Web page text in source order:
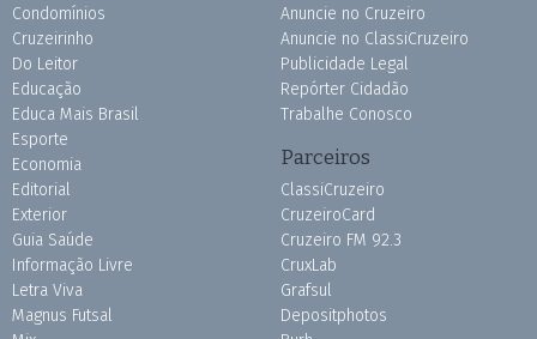
Condomínios
Cruzeirinho
Do Leitor
Educação
Educa Mais Brasil
Esporte
Economia
Editorial
Exterior
Guia Saúde
Informação Livre
Letra Viva
Magnus Futsal
Anuncie no Cruzeiro
Anuncie no ClassiCruzeiro
Publicidade Legal
Repórter Cidadão
Trabalhe Conosco
Parceiros
ClassiCruzeiro
CruzeiroCard
Cruzeiro FM 92.3
CruxLab
Grafsul
Depositphotos